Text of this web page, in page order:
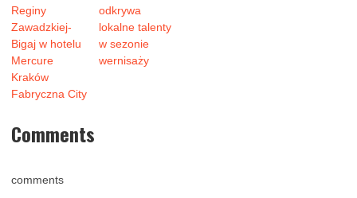
Reginy
Zawadzkiej-
Bigaj w hotelu
Mercure
Kraków
Fabryczna City
odkrywa
lokalne talenty
w sezonie
wernisaży
Comments
comments